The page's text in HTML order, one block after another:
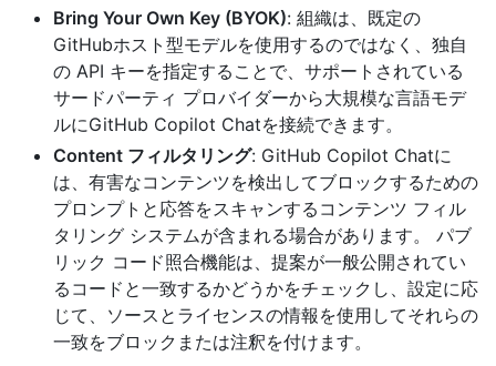
Bring Your Own Key (BYOK): 組織は、既定の
GitHubホスト型モデルを使用するのではなく、独自
の API キーを指定することで、サポートされている
サードパーティ プロバイダーから大規模な言語モデ
ルにGitHub Copilot Chatを接続できます。
Content フィルタリング: GitHub Copilot Chatに
は、有害なコンテンツを検出してブロックするための
プロンプトと応答をスキャンするコンテンツ フィル
タリング システムが含まれる場合があります。 パブ
リック コード照合機能は、提案が一般公開されてい
るコードと一致するかどうかをチェックし、設定に応
じて、ソースとライセンスの情報を使用してそれらの
一致をブロックまたは注釈を付けます。